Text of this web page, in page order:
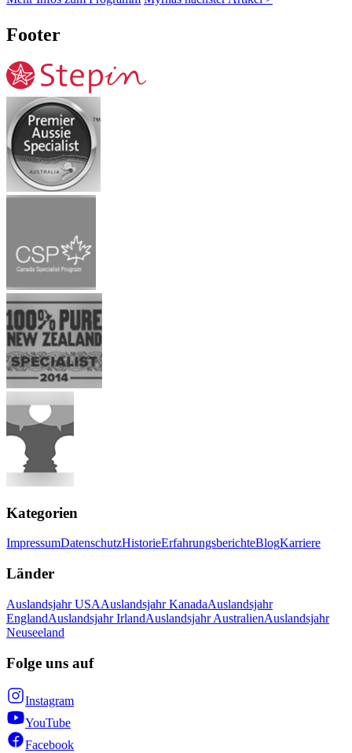
Footer
Kategorien
ImpressumDatenschutzHistorieErfahrungsberichteBlogKarriere
Länder
Auslandsjahr USAAuslandsjahr KanadaAuslandsjahr
EnglandAuslandsjahr IrlandAuslandsjahr AustralienAuslandsjahr
Neuseeland
Folge uns auf
Instagram
YouTube
Facebook